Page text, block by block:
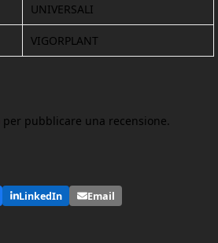
UNIVERSALI
VIGORPLANT
per pubblicare una recensione.
LinkedIn Email